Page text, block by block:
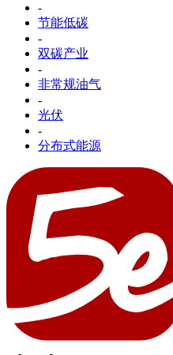
-
节能低碳
-
双碳产业
-
非常规油气
-
光伏
-
分布式能源